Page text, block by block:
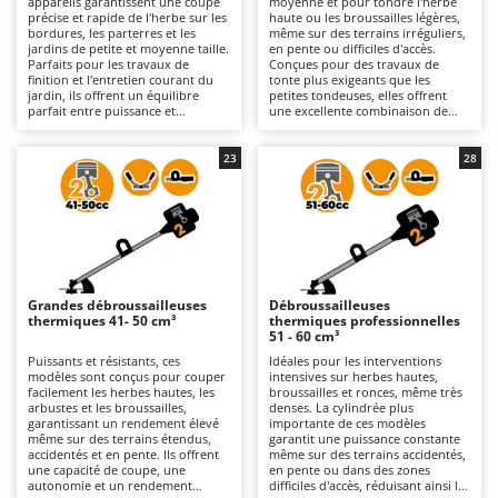
Autolaveuses
Autres produits
B
Balayeuses
Bancs de scie pour le bois - Scies à bûches
Barbecues
Bennes pour tracteur
Brosses pour sols extérieurs
Brouettes à moteur
Broyeurs à axe horizontal pour tracteur
Broyeurs de branches et végétaux
Butteurs pour tracteur
C
Chargeurs de batterie - Démarreurs
Charrues pour tracteur
Ambrogio Robot
Annovi Reverberi
ANTHBOT
Archman
Ardes
Argo
Artus
Attila
Ausonia
Awelco
B
Baesso
Bahco
précise et rapide de l'herbe sur les
bordures, les parterres et les
jardins de petite et moyenne taille.
Parfaits pour les travaux de
finition et l'entretien courant du
jardin, ils offrent un équilibre
parfait entre puissance et
sont plus faciles à manœuvrer et
nécessitent moins d'efforts
physiques, car ils sont plus légers.
Ils nécessitent l'entretien courant
classique d'un moteur à
combustion interne, comme le
contrôle du filtre à air et de la
haute ou les broussailles légères,
même sur des terrains irréguliers,
en pente ou difficiles d'accès.
Conçues pour des travaux de
tonte plus exigeants que les
petites tondeuses, elles offrent
une excellente combinaison de
elles permettent de travailler plus
longtemps et d'obtenir des
résultats plus rapides, même si
elles sont un peu plus lourdes. Il
est nécessaire de contrôler
régulièrement le filtre à air et la
bougie pour garantir leur
efficacité et leur durée de vie.
Grandes débroussailleuses
thermiques 41- 50 cm³
Puissants et résistants, ces
modèles sont conçus pour couper
facilement les herbes hautes, les
arbustes et les broussailles,
garantissant un rendement élevé
même sur des terrains étendus,
accidentés et en pente. Ils offrent
une capacité de coupe, une
autonomie et un rendement
23
Débroussailleuses
thermiques professionnelles
51 - 60 cm³
Idéales pour les interventions
intensives sur herbes hautes,
broussailles et ronces, même très
denses. La cylindrée plus
importante de ces modèles
garantit une puissance constante
même sur des terrains accidentés,
en pente ou dans des zones
difficiles d'accès, réduisant ainsi les
28